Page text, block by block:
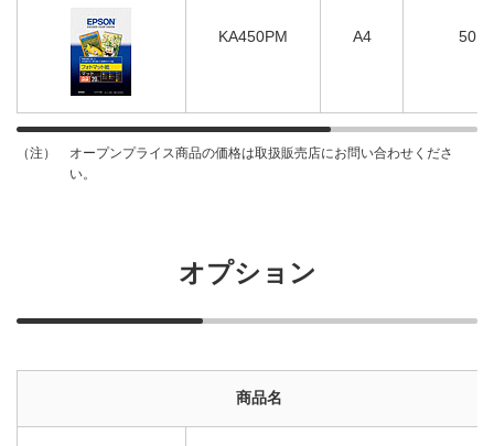
KA450PM A4 50
（注）
オープンプライス商品の価格は取扱販売店にお問い合わせくださ
い。
オプション
商品名